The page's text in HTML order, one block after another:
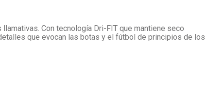
Con tecnología Dri-FIT que mantiene seco
que evocan las botas y el fútbol de principios de los